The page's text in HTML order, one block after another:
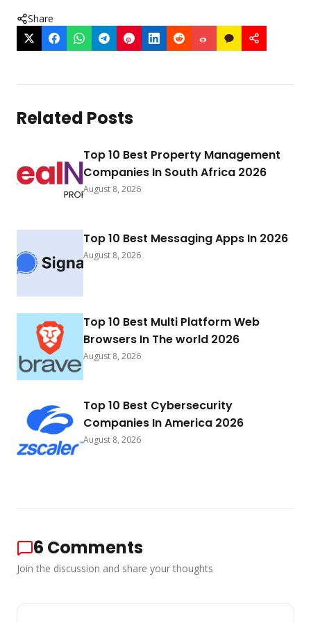
Share
Related Posts
Top 10 Best Property Management
Companies In South Africa 2026
August 8, 2026
Top 10 Best Messaging Apps In 2026
August 8, 2026
Top 10 Best Multi Platform Web
Browsers In The world 2026
August 8, 2026
Top 10 Best Cybersecurity
Companies In America 2026
August 8, 2026
6 Comments
Join the discussion and share your thoughts